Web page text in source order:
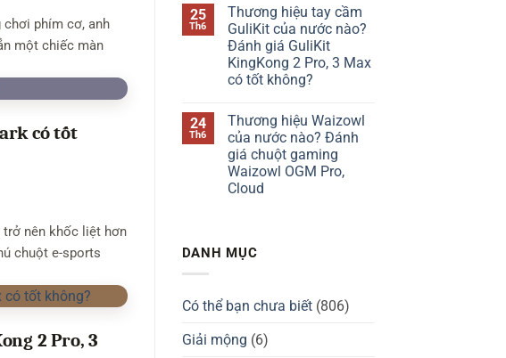
phím cơ, anh
một chiếc màn
có tốt
trở nên khốc liệt hơn
chuột e-sports
2 Pro, 3
không?
nước
nào?
Đánh
giá
Kzzi
K75
có
tốt
bình
luận
ở
Thương
hiệu
Darmoshark
của
Đánh
giá
chuột
Darmoshark
có
tốt
không?
25
Th6
Thương hiệu tay cầm
GuliKit của nước nào?
Đánh giá GuliKit
KingKong 2 Pro, 3 Max
có tốt không?
bình
luận
ở
Thương
hiệu
tay
cầm
Đánh
giá
Pro,
có
24
Th6
Thương hiệu Waizowl
của nước nào? Đánh
giá chuột gaming
Waizowl OGM Pro,
Cloud
ở
Thương
của
nước
Đánh
giá
DANH MỤC
Có thể bạn chưa biết(806)
Giải mộng (6)